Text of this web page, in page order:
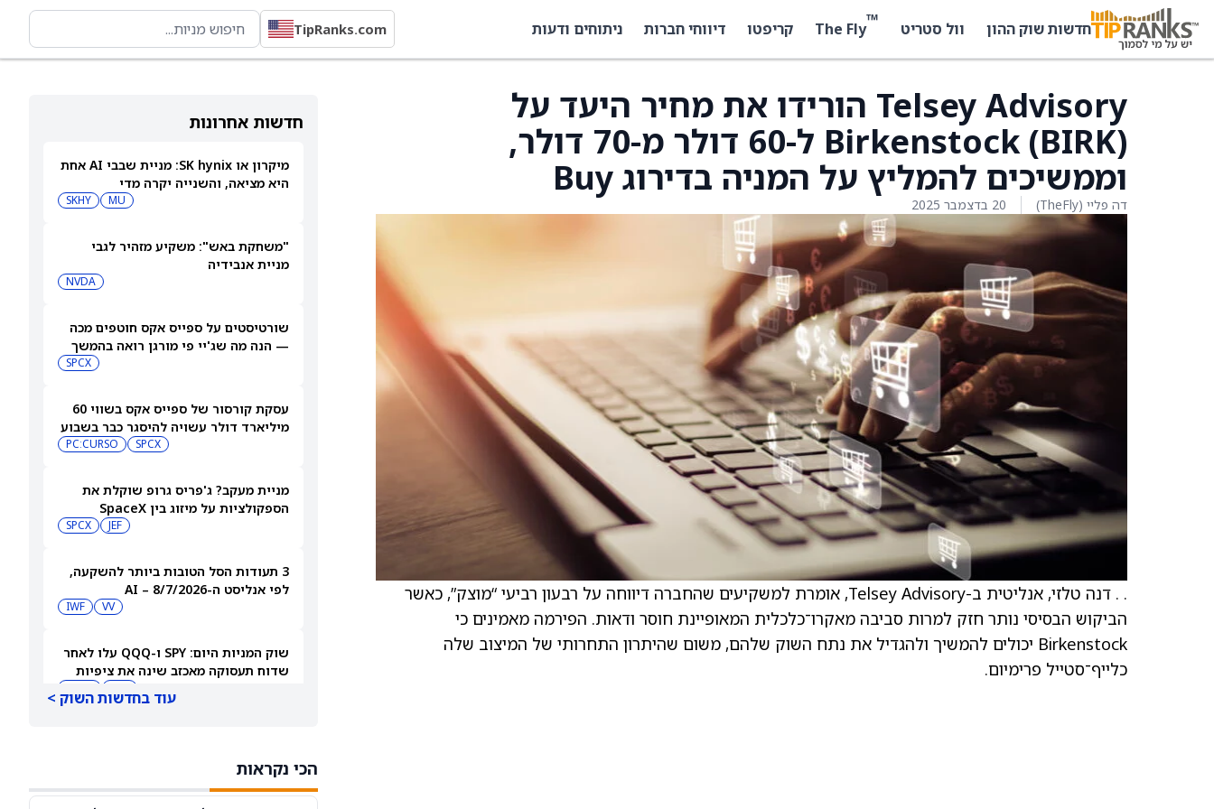
חדשות שוק ההון וול סטריט ™
The Fly קריפטו דיווחי חברות ניתוחים ודעות TipRanks.com
חדשות אחרונות
מיקרון או SK hynix: מניית שבבי AI אחת
היא מציאה, והשנייה יקרה מדי
MU
SKHY
"משחקת באש": משקיע מזהיר לגבי
מניית אנבידיה
NVDA
שורטיסטים על ספייס אקס חוטפים מכה
— הנה מה שג'יי פי מורגן רואה בהמשך
SPCX
עסקת קורסור של ספייס אקס בשווי 60
מיליארד דולר עשויה להיסגר כבר בשבוע
SPCX
PC:CURSO
מניית מעקב? ג'פריס גרופ שוקלת את
הספקולציות על מיזוג בין SpaceX
JEF
SPCX
3 תעודות הסל הטובות ביותר להשקעה,
לפי אנליסט ה-AI – 8/7/2026
VV
IWF
שוק המניות היום: SPY ו-QQQ עלו לאחר
שדוח תעסוקה מאכזב שינה את ציפיות
עוד בחדשות השוק >
הכי נקראות
Telsey Advisory הורידו את מחיר היעד על
Birkenstock (BIRK) ל-60 דולר מ-70 דולר,
וממשיכים להמליץ על המניה בדירוג Buy
דה פליי (TheFly) 20 בדצמבר 2025
. . דנה טלזי, אנליטית ב-Telsey Advisory, אומרת למשקיעים שהחברה דיווחה על רבעון רביעי “מוצק”, כאשר
הביקוש הבסיסי נותר חזק למרות סביבה מאקרו־כלכלית המאופיינת חוסר ודאות. הפירמה מאמינים כי
Birkenstock יכולים להמשיך ולהגדיל את נתח השוק שלהם, משום שהיתרון התחרותי של המיצוב שלה
כלייף־סטייל פרימיום.